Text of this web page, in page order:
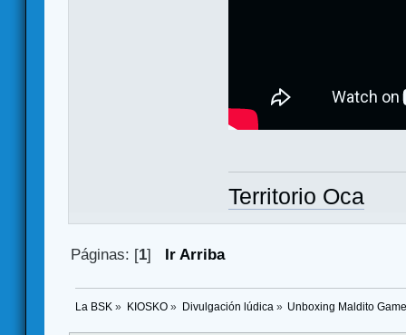
Territorio Oca
Páginas: [1] Ir Arriba
La BSK » KIOSKO» Divulgación lúdica» Unboxing Maldito